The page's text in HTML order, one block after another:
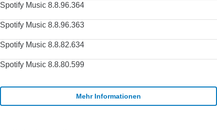
Spotify Music 8.8.96.364
Spotify Music 8.8.96.363
Spotify Music 8.8.82.634
Spotify Music 8.8.80.599
Mehr Informationen